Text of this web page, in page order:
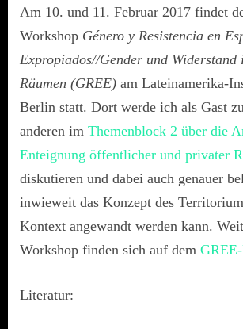
Am 10. und 11. Februar 2017 findet
Workshop Género y Resistencia en
Expropiados//Gender und Widerstand
Räumen (GREE) am Lateinamerika-
Berlin statt. Dort werde ich als Gast
anderen im Themenblock 2 über die
Enteignung öffentlicher und privater
diskutieren und dabei auch genauer
inwieweit das Konzept des
Kontext angewandt werden kann.
Workshop finden sich auf dem
Literatur: